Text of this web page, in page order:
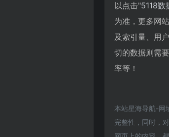
以点击"5118数
为准，更多网
及索引量、用
切的数据则需
率等！
本站星海导航-网
完整性，同时，